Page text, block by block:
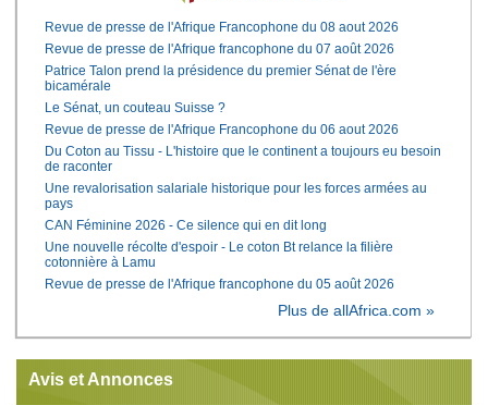
Revue de presse de l'Afrique Francophone du 08 aout 2026
Revue de presse de l'Afrique francophone du 07 août 2026
Patrice Talon prend la présidence du premier Sénat de l'ère
bicamérale
Le Sénat, un couteau Suisse ?
Revue de presse de l'Afrique Francophone du 06 aout 2026
Du Coton au Tissu - L'histoire que le continent a toujours eu besoin
de raconter
Une revalorisation salariale historique pour les forces armées au
pays
CAN Féminine 2026 - Ce silence qui en dit long
Une nouvelle récolte d'espoir - Le coton Bt relance la filière
cotonnière à Lamu
Revue de presse de l'Afrique francophone du 05 août 2026
Plus de allAfrica.com »
Avis et Annonces